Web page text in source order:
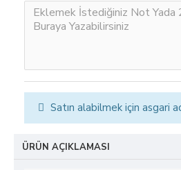
Satın alabilmek için asgari
ÜRÜN AÇIKLAMASI